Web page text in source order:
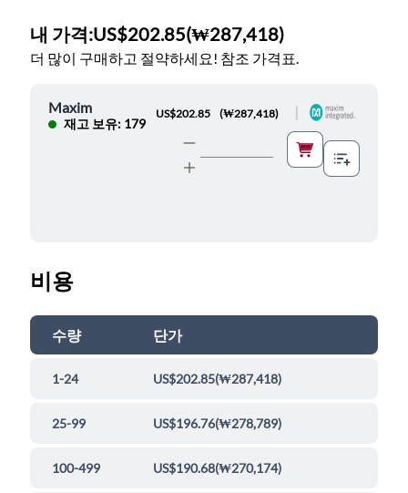
내 가격:US$202.85(₩287,418)
더 많이 구매하고 절약하세요! 참조 가격표.
Maxim
재고 보유: 179
US$202.85 (₩287,418)
비용
수량 단가
1-24 US$202.85(₩287,418)
25-99 US$196.76(₩278,789)
100-499 US$190.68(₩270,174)